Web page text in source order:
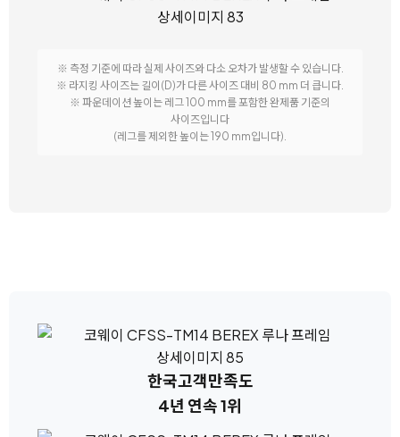
※ 측정 기준에 따라 실제 사이즈와 다소 오차가 발생할 수 있습니다.
※ 라지킹 사이즈는 길이(D)가 다른 사이즈 대비 80 mm 더 큽니다.
※ 파운데이션 높이는 레그 100 mm를 포함한 완제품 기준의
사이즈입니다
(레그를 제외한 높이는 190 mm입니다).
한국고객만족도
4년 연속 1위